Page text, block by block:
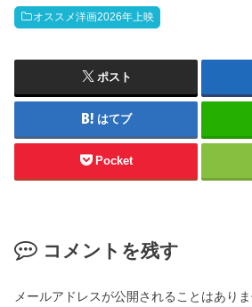
オススメ洋画2026年上映
ポスト
はてブ
Pocket
コメントを残す
メールアドレスが公開されることはありま